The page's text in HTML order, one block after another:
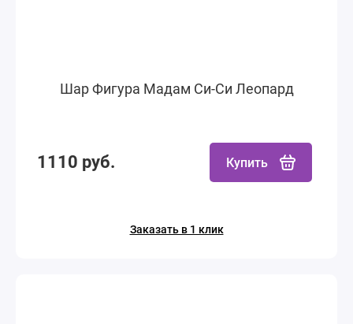
Шар Фигура Мадам Си-Си Леопард
1110 руб. Купить
Заказать в 1 клик